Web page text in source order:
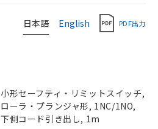
日本語 English PDF出力
小形セーフティ・リミットスイッチ,
ローラ・プランジャ形, 1NC/1NO,
下側コード引き出し, 1m